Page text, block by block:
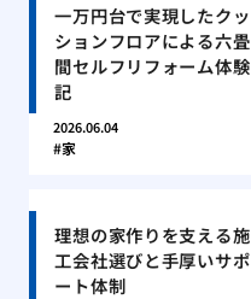
一万円台で実現したクッ
ションフロアによる六畳
間セルフリフォーム体験
記
2026.06.04
家
理想の家作りを支える施
工会社選びと手厚いサポ
ート体制